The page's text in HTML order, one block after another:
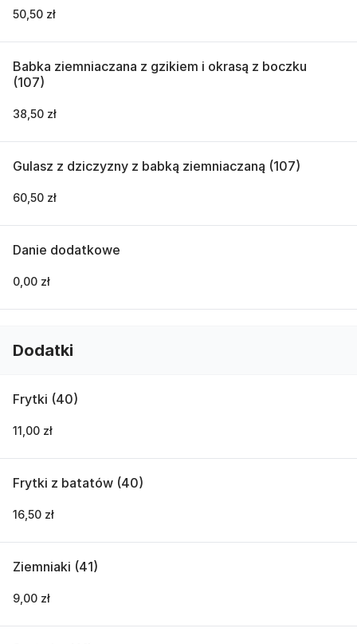
50,50 zł
Babka ziemniaczana z gzikiem i okrasą z boczku
(107)
38,50 zł
Gulasz z dziczyzny z babką ziemniaczaną (107)
60,50 zł
Danie dodatkowe
0,00 zł
Dodatki
Frytki (40)
11,00 zł
Frytki z batatów (40)
16,50 zł
Ziemniaki (41)
9,00 zł